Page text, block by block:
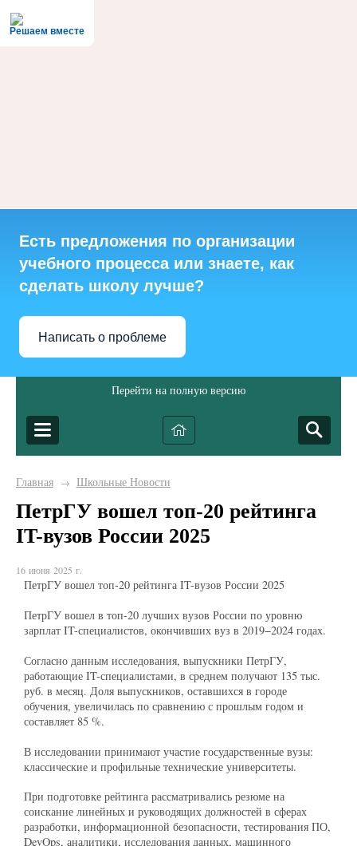
Решаем вместе
Есть предложения по организации
учебного процесса или знаете, как
сделать школу лучше?
Написать о проблеме
Перейти на полную версию
Главная → Школьные Новости
ПетрГУ вошел топ-20 рейтинга
IT-вузов России 2025
16 июня 2025 г.
ПетрГУ вошел топ-20 рейтинга IT-вузов России 2025
ПетрГУ вошел в топ-20 лучших вузов России по уровню
зарплат IT-специалистов, окончивших вуз в 2019−2024 годах.
Согласно данным исследования, выпускники ПетрГУ,
работающие IT-специалистами, в среднем получают 135 тыс.
руб. в месяц. Доля выпускников, оставшихся в городе
обучения, увеличилась по сравнению с прошлым годом и
составляет 85 %.
В исследовании принимают участие государственные вузы:
классические и профильные технические университеты.
При подготовке рейтинга рассматривались резюме на
соискание линейных и руководящих должностей в сферах
разработки, информационной безопасности, тестирования ПО,
DevOps, аналитики, исследования данных, машинного